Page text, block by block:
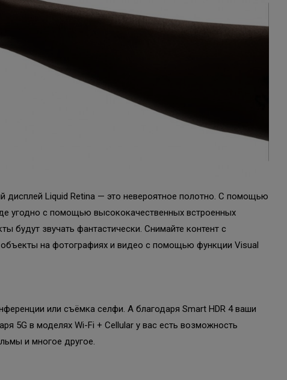
Liquid Retina — это невероятное полотно. С помощью
угодно с помощью высококачественных встроенных
будут звучать фантастически. Снимайте контент с
на фотографиях и видео с помощью функции Visual
или съёмка селфи. А благодаря Smart HDR 4 ваши
5G в моделях Wi-Fi + Cellular у вас есть возможность
и многое другое.